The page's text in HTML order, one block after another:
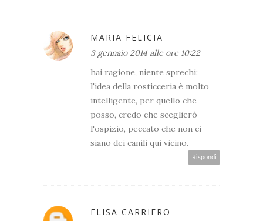
MARIA FELICIA
3 gennaio 2014 alle ore 10:22
hai ragione, niente sprechi:
l'idea della rosticceria è molto
intelligente, per quello che
posso, credo che sceglierò
l'ospizio, peccato che non ci
siano dei canili qui vicino.
Rispondi
ELISA CARRIERO